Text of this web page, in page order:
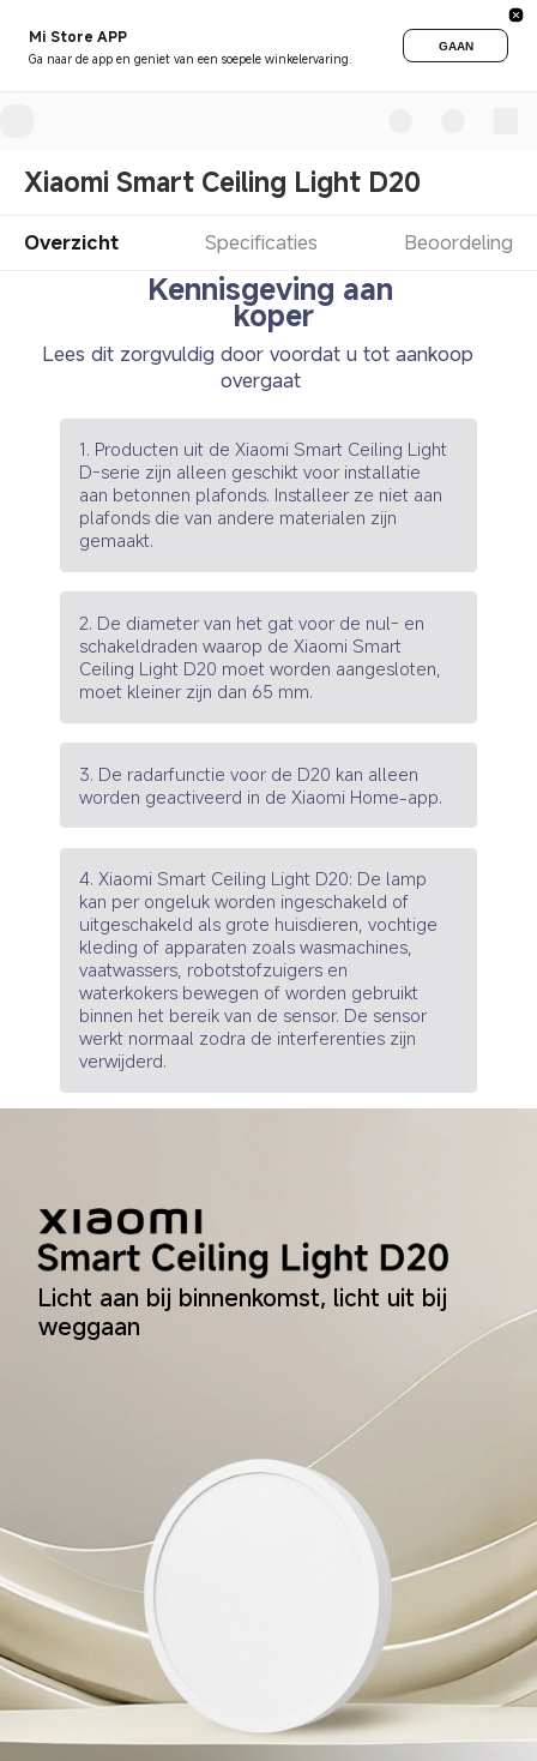
Mi Store APP
Ga naar de app en geniet van een soepele winkelervaring.
GAAN
Xiaomi Smart Ceiling Light D20
Overzicht Specificaties Beoordeling
Kennisgeving aan
koper
Lees dit zorgvuldig door voordat u tot aankoop
overgaat
1. Producten uit de Xiaomi Smart Ceiling Light
D-serie zijn alleen geschikt voor installatie
aan betonnen plafonds. Installeer ze niet aan
plafonds die van andere materialen zijn
gemaakt.
2. De diameter van het gat voor de nul- en
schakeldraden waarop de Xiaomi Smart
Ceiling Light D20 moet worden aangesloten,
moet kleiner zijn dan 65 mm.
3. De radarfunctie voor de D20 kan alleen
worden geactiveerd in de Xiaomi Home-app.
4. Xiaomi Smart Ceiling Light D20: De lamp
kan per ongeluk worden ingeschakeld of
uitgeschakeld als grote huisdieren, vochtige
kleding of apparaten zoals wasmachines,
vaatwassers, robotstofzuigers en
waterkokers bewegen of worden gebruikt
binnen het bereik van de sensor. De sensor
werkt normaal zodra de interferenties zijn
verwijderd.
Licht aan bij binnenkomst, licht uit bij
weggaan